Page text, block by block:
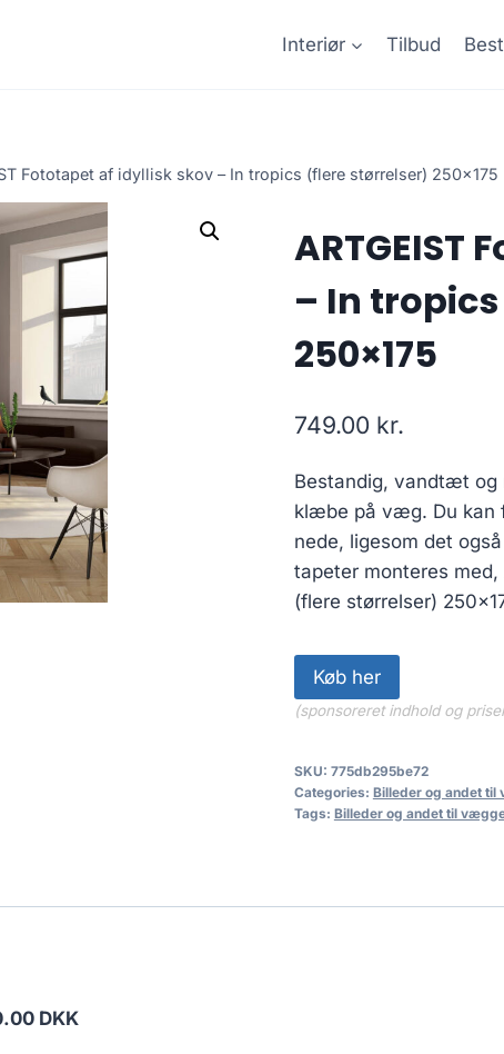
Interiør Tilbud
Fototapet af idyllisk skov – In tropics (flere størrelser) 250×175
– In
250×175
749.00 kr.
Bestandig, vandtæt
klæbe på væg. Du kan
nede, ligesom det
tapeter monteres med,
(flere størrelser)
Køb her
(sponsoreret indhold og
SKU: 775db295be72
Categories: Billeder og andet til
Tags: Billeder og andet til
DKK